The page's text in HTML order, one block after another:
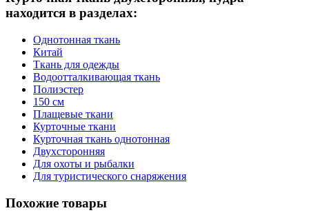
находится в разделах:
Однотонная ткань
Китай
Ткань для одежды
Водоотталкивающая ткань
Полиэстер
150 см
Плащевые ткани
Курточные ткани
Курточная ткань однотонная
Двухсторонняя
Для охоты и рыбалки
Для туристического снаряжения
Похожие товары